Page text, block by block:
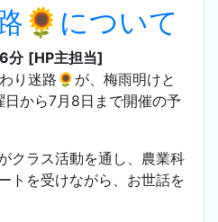
🌻について
分 [HP主担当]
り迷路🌻が、梅雨明けと
から7月8日まで開催の予
クラス活動を通し、農業科
トを受けながら、お世話を